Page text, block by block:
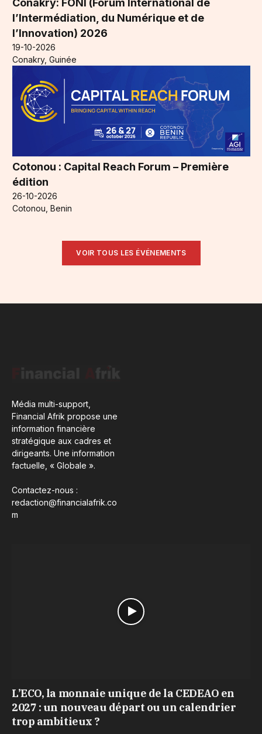
Conakry: FONI (Forum International de
l’Intermédiation, du Numérique et de
l’Innovation) 2026
19-10-2026
Conakry, Guinée
Cotonou : Capital Reach Forum – Première
édition
26-10-2026
Cotonou, Benin
VOIR TOUS LES ÉVÉNEMENTS
Média multi-support,
Financial Afrik propose une
information financière
stratégique aux cadres et
dirigeants. Une information
factuelle, « Globale ».
Contactez-nous :
redaction@financialafrik.co
m
L’ECO, la monnaie unique de la CEDEAO en
2027 : un nouveau départ ou un calendrier
trop ambitieux ?